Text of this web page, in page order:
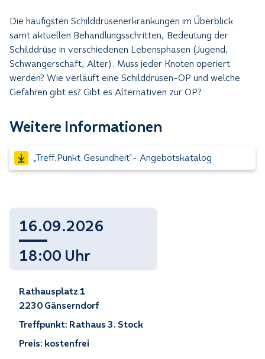
Die häufigsten Schilddrüsenerkrankungen im Überblick
samt aktuellen Behandlungsschritten, Bedeutung der
Schilddrüse in verschiedenen Lebensphasen (Jugend,
Schwangerschaft, Alter). Muss jeder Knoten operiert
werden? Wie verläuft eine Schilddrüsen-OP und welche
Gefahren gibt es? Gibt es Alternativen zur OP?
Weitere Informationen
„Treff.Punkt.Gesundheit“- Angebotskatalog
16.09.2026
18:00 Uhr
Rathausplatz 1
2230 Gänserndorf
Treffpunkt: Rathaus 3. Stock
Preis: kostenfrei